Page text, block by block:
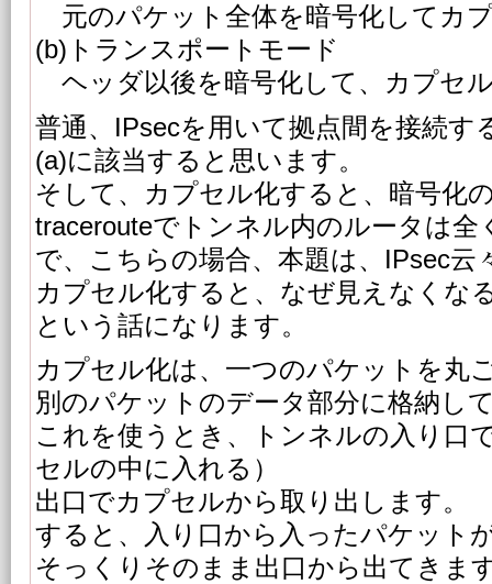
元のパケット全体を暗号化してカ
(b)トランスポートモード
ヘッダ以後を暗号化して、カプセ
普通、IPsecを用いて拠点間を接続す
(a)に該当すると思います。
そして、カプセル化すると、暗号化
tracerouteでトンネル内のルータは
で、こちらの場合、本題は、IPsec云
カプセル化すると、なぜ見えなくな
という話になります。
カプセル化は、一つのパケットを丸
別のパケットのデータ部分に格納し
これを使うとき、トンネルの入り口
セルの中に入れる）
出口でカプセルから取り出します。
すると、入り口から入ったパケット
そっくりそのまま出口から出てきま